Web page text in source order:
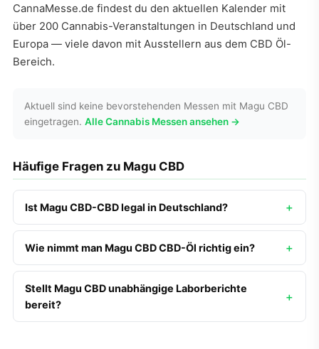
CannaMesse.de findest du den aktuellen Kalender mit
über 200 Cannabis-Veranstaltungen in Deutschland und
Europa — viele davon mit Ausstellern aus dem CBD Öl-
Bereich.
Aktuell sind keine bevorstehenden Messen mit Magu CBD
eingetragen. Alle Cannabis Messen ansehen →
Häufige Fragen zu Magu CBD
Ist Magu CBD-CBD legal in Deutschland?
Wie nimmt man Magu CBD CBD-Öl richtig ein?
Stellt Magu CBD unabhängige Laborberichte
bereit?